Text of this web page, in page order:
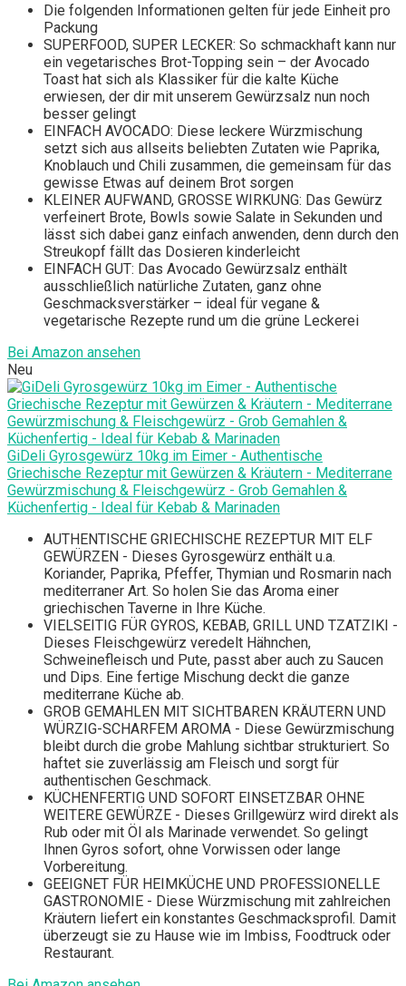
Die folgenden Informationen gelten für jede Einheit pro
Packung
SUPERFOOD, SUPER LECKER: So schmackhaft kann nur
ein vegetarisches Brot-Topping sein – der Avocado
Toast hat sich als Klassiker für die kalte Küche
erwiesen, der dir mit unserem Gewürzsalz nun noch
besser gelingt
EINFACH AVOCADO: Diese leckere Würzmischung
setzt sich aus allseits beliebten Zutaten wie Paprika,
Knoblauch und Chili zusammen, die gemeinsam für das
gewisse Etwas auf deinem Brot sorgen
KLEINER AUFWAND, GROSSE WIRKUNG: Das Gewürz
verfeinert Brote, Bowls sowie Salate in Sekunden und
lässt sich dabei ganz einfach anwenden, denn durch den
Streukopf fällt das Dosieren kinderleicht
EINFACH GUT: Das Avocado Gewürzsalz enthält
ausschließlich natürliche Zutaten, ganz ohne
Geschmacksverstärker – ideal für vegane &
vegetarische Rezepte rund um die grüne Leckerei
Bei Amazon ansehen
Neu
GiDeli Gyrosgewürz 10kg im Eimer - Authentische
Griechische Rezeptur mit Gewürzen & Kräutern - Mediterrane
Gewürzmischung & Fleischgewürz - Grob Gemahlen &
Küchenfertig - Ideal für Kebab & Marinaden
AUTHENTISCHE GRIECHISCHE REZEPTUR MIT ELF
GEWÜRZEN - Dieses Gyrosgewürz enthält u.a.
Koriander, Paprika, Pfeffer, Thymian und Rosmarin nach
mediterraner Art. So holen Sie das Aroma einer
griechischen Taverne in Ihre Küche.
VIELSEITIG FÜR GYROS, KEBAB, GRILL UND TZATZIKI -
Dieses Fleischgewürz veredelt Hähnchen,
Schweinefleisch und Pute, passt aber auch zu Saucen
und Dips. Eine fertige Mischung deckt die ganze
mediterrane Küche ab.
GROB GEMAHLEN MIT SICHTBAREN KRÄUTERN UND
WÜRZIG-SCHARFEM AROMA - Diese Gewürzmischung
bleibt durch die grobe Mahlung sichtbar strukturiert. So
haftet sie zuverlässig am Fleisch und sorgt für
authentischen Geschmack.
KÜCHENFERTIG UND SOFORT EINSETZBAR OHNE
WEITERE GEWÜRZE - Dieses Grillgewürz wird direkt als
Rub oder mit Öl als Marinade verwendet. So gelingt
Ihnen Gyros sofort, ohne Vorwissen oder lange
Vorbereitung.
GEEIGNET FÜR HEIMKÜCHE UND PROFESSIONELLE
GASTRONOMIE - Diese Würzmischung mit zahlreichen
Kräutern liefert ein konstantes Geschmacksprofil. Damit
überzeugt sie zu Hause wie im Imbiss, Foodtruck oder
Restaurant.